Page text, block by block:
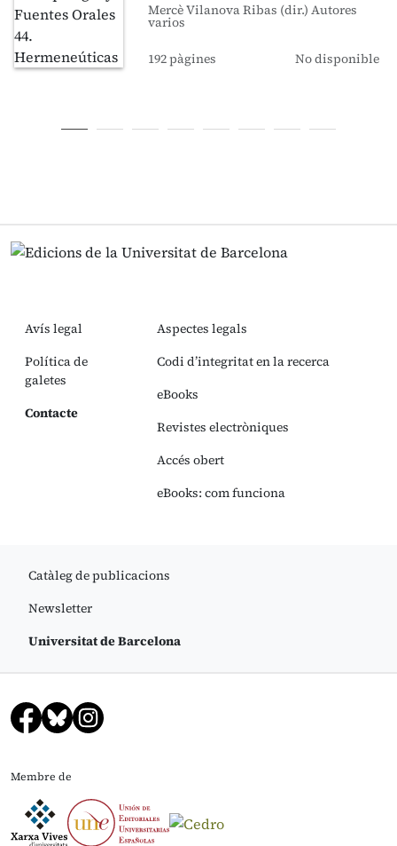
Mercè Vilanova Ribas (dir.) Autores
varios
192 pàgines No disponible
Avís legal
Política de
galetes
Contacte
Aspectes legals
Codi d’integritat en la recerca
eBooks
Revistes electròniques
Accés obert
eBooks: com funciona
Catàleg de publicacions
Newsletter
Universitat de Barcelona
Membre de